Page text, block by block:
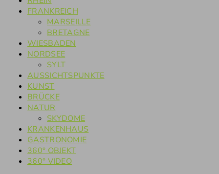
FRANKREICH
MARSEILLE
BRETAGNE
WIESBADEN
NORDSEE
SYLT
AUSSICHTSPUNKTE
KUNST
BRÜCKE
NATUR
SKYDOME
KRANKENHAUS
GASTRONOMIE
360° OBJEKT
360° VIDEO